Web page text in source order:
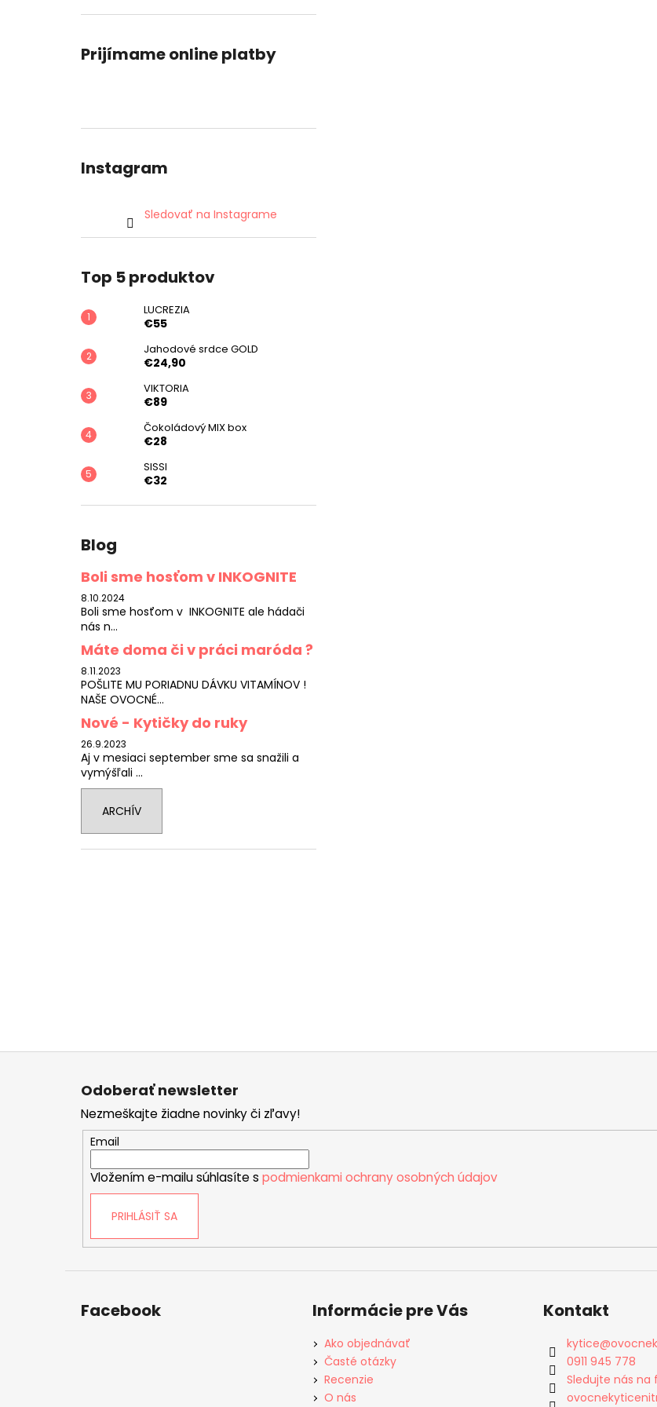
Prijímame online platby
Instagram
Sledovať na Instagrame
Top 5 produktov
LUCREZIA
€55
Jahodové srdce GOLD
€24,90
VIKTORIA
€89
Čokoládový MIX box
€28
SISSI
€32
Blog
Boli sme hosťom v INKOGNITE
8.10.2024
Boli sme hosťom v INKOGNITE ale hádači
nás n...
Máte doma či v práci maróda ?
8.11.2023
POŠLITE MU PORIADNU DÁVKU VITAMÍNOV !
NAŠE OVOCNÉ...
Nové - Kytičky do ruky
26.9.2023
Aj v mesiaci september sme sa snažili a
vymýšľali ...
ARCHÍV
Z
Odoberať newsletter
Nezmeškajte žiadne novinky či zľavy!
Email
Vložením e-mailu súhlasíte s podmienkami ochrany osobných údajov
PRIHLÁSIŤ SA
Facebook Informácie pre Vás
Ako objednávať
Časté otázky
Recenzie
O nás
Kontakt
kytice@
0911 945 778
Sledujte nás na